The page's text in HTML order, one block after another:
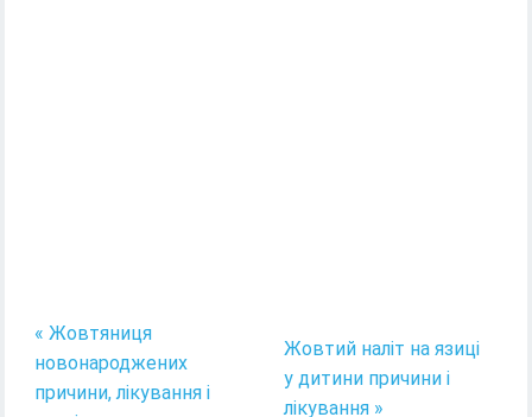
« Жовтяниця
новонароджених
причини, лікування і
Жовтий наліт на язиці
у дитини причини і
лікування »